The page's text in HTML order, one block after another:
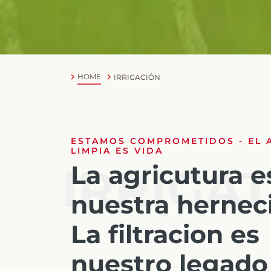
HOME IRRIGACIÓN
ESTAMOS COMPROMETIDOS - EL
LIMPIA ES VIDA
La agricutura
nuestra
La filtracion es
nuestro legado